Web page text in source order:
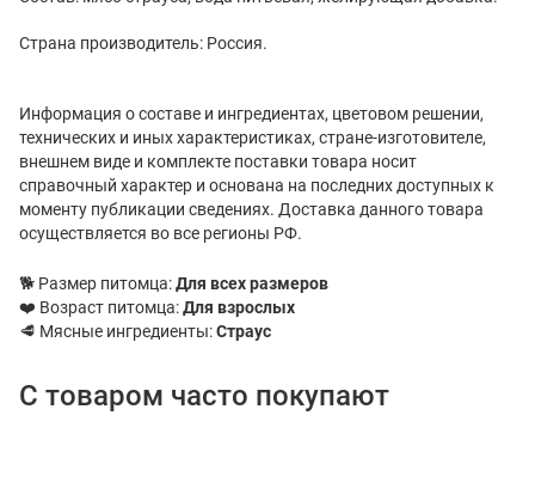
Страна производитель: Россия.
Информация о составе и ингредиентах, цветовом решении,
технических и иных характеристиках, стране-изготовителе,
внешнем виде и комплекте поставки товара носит
справочный характер и основана на последних доступных к
моменту публикации сведениях. Доставка данного товара
осуществляется во все регионы РФ.
🐕 Размер питомца:Для всех размеров
❤️ Возраст питомца:Для взрослых
🥩 Мясные ингредиенты:Страус
С товаром часто покупают